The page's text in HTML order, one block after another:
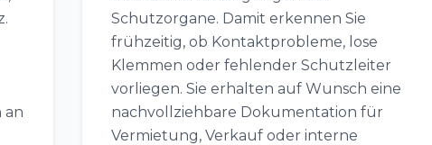
an
Schutzorgane. Damit erkennen Sie
frühzeitig, ob Kontaktprobleme, lose
Klemmen oder fehlender Schutzleiter
vorliegen. Sie erhalten auf Wunsch eine
nachvollziehbare Dokumentation für
Vermietung, Verkauf oder interne